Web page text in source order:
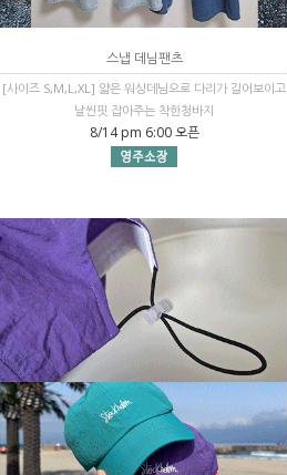
스냅 데님팬츠
[사이즈 S,M,L,XL] 얇은 워싱데님으로 다리가 길어보이고
날씬핏 잡아주는 착한청바지
8/14 pm 6:00 오픈